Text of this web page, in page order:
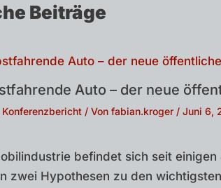
Beiträge
Auto – der neue
Konferenzbericht / Von fabian.kroger / Juni 6,
befindet sich seit
zwei Hypothesen zu den